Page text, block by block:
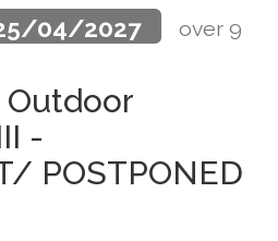
04/2027
over 9
-
POSTPONED